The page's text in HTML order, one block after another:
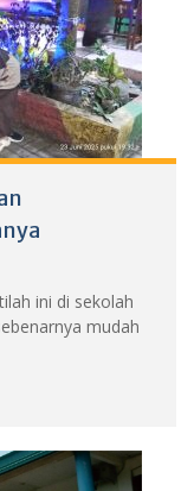
ini di sekolah
mudah